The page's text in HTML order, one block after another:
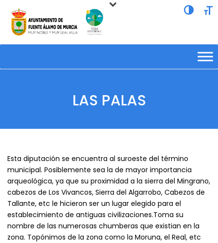
Alternar
LAS PALAS
Esta diputación se encuentra al suroeste del término
municipal. Posiblemente sea la de mayor importancia
arqueológica, ya que su proximidad a la sierra del Mingrano,
cabezos de Los Vivancos, Sierra del Algarrobo, Cabezos de
Tallante, etc le hicieron ser un lugar elegido para el
establecimiento de antiguas civilizaciones.Toma su
nombre de las numerosas chumberas que existian en la
zona. Topónimos de la zona como la Moruna, el Real, etc